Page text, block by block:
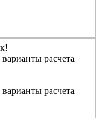
расчета
расчета